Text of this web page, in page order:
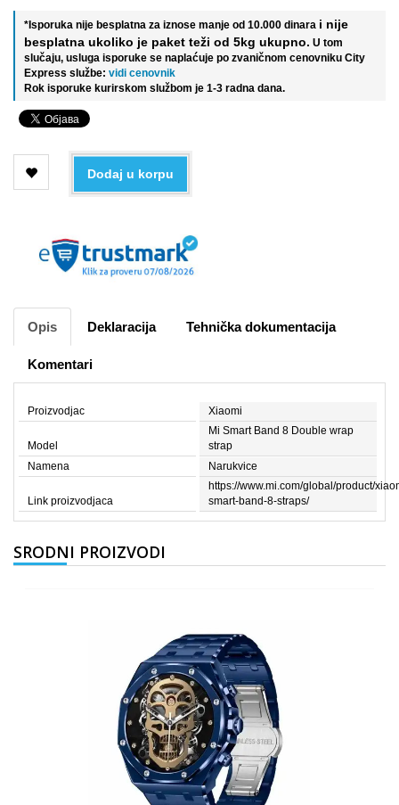
*Isporuka nije besplatna za iznose manje od 10.000 dinara i nije
besplatna ukoliko je paket teži od 5kg ukupno. U tom
slučaju, usluga isporuke se naplaćuje po zvaničnom cenovniku City
Express službe: vidi cenovnik
Rok isporuke kurirskom službom je 1-3 radna dana.
Dodaj u korpu
Opis Deklaracija Tehnička dokumentacija
Komentari
Proizvodjac Xiaomi
Model
Mi Smart Band 8 Double wrap
strap
Namena
Narukvice
Link proizvodjaca
https://www.mi.com/global/product/
smart-band-8-straps/
SRODNI PROIZVODI